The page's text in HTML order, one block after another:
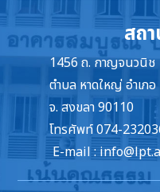
สถ
1456 ถ. กาญจนวนิช
ตำบล หาดใหญ่ อำเภอ
จ. สงขลา 90110
โทรศัพท์ 074-
E-mail :